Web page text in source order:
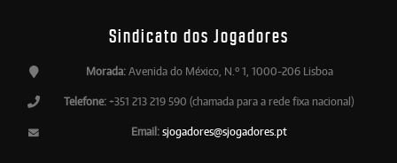
Sindicato dos Jogadores
Morada:Avenida do México, N.º 1, 1000-206 Lisboa
Telefone: +351 213 219 590 (chamada para a rede fixa nacional)
Email: sjogadores@sjogadores.pt